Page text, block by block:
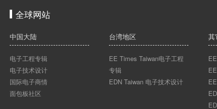
全球网站
中国大陆
电子工程专辑
电子技术设计
国际电子商情
面包板社区
台湾地区
EE Times Taiwan电子工程
专辑
EDN Taiwan 电子技术设计
其